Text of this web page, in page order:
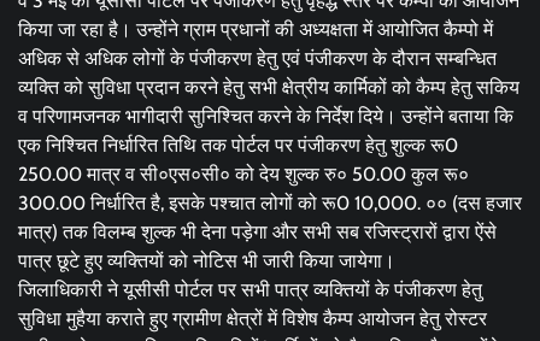
किया जा रहा है। उन्होंने ग्राम प्रधानों की अध्यक्षता में आयोजित कैम्पो में
अधिक से अधिक लोगों के पंजीकरण हेतु एवं पंजीकरण के दौरान सम्बन्धित
व्यक्ति को सुविधा प्रदान करने हेतु सभी क्षेत्रीय कार्मिकों को कैम्प हेतु सकिय
व परिणामजनक भागीदारी सुनिश्चित करने के निर्देश दिये। उन्होंने बताया कि
एक निश्चित निर्धारित तिथि तक पोर्टल पर पंजीकरण हेतु शुल्क रू0
250.00 मात्र व सी०एस०सी० को देय शुल्क रु० 50.00 कुल रू०
300.00 निर्धारित है, इसके पश्चात लोगों को रू0 10,000. ०० (दस हजार
मात्र) तक विलम्ब शुल्क भी देना पड़ेगा और सभी सब रजिस्ट्रारों द्वारा ऐंसे
पात्र छूटे हुए व्यक्तियों को नोटिस भी जारी किया जायेगा।
जिलाधिकारी ने यूसीसी पोर्टल पर सभी पात्र व्यक्तियों के पंजीकरण हेतु
सुविधा मुहैया कराते हुए ग्रामीण क्षेत्रों में विशेष कैम्प आयोजन हेतु रोस्टर